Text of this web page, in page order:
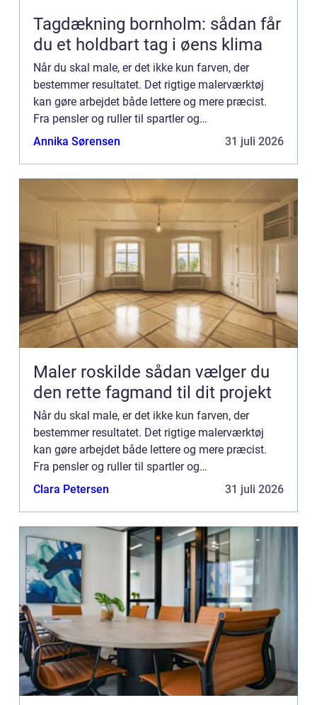
Tagdækning bornholm: sådan får
du et holdbart tag i øens klima
Når du skal male, er det ikke kun farven, der
bestemmer resultatet. Det rigtige malerværktøj
kan gøre arbejdet både lettere og mere præcist.
Fra pensler og ruller til spartler og
afdækningsmateriale –...
Annika Sørensen 31 juli 2026
Maler roskilde sådan vælger du
den rette fagmand til dit projekt
Når du skal male, er det ikke kun farven, der
bestemmer resultatet. Det rigtige malerværktøj
kan gøre arbejdet både lettere og mere præcist.
Fra pensler og ruller til spartler og
afdækningsmateriale –...
Clara Petersen 31 juli 2026